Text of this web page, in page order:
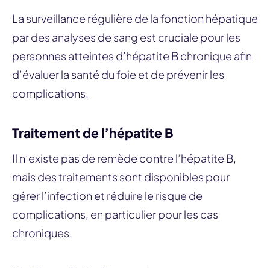
La surveillance régulière de la fonction hépatique
par des analyses de sang est cruciale pour les
personnes atteintes d’hépatite B chronique afin
d’évaluer la santé du foie et de prévenir les
complications.
Traitement de l’hépatite B
Il n’existe pas de remède contre l’hépatite B,
mais des traitements sont disponibles pour
gérer l’infection et réduire le risque de
complications, en particulier pour les cas
chroniques.